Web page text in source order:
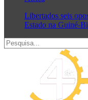
Libertados seis
Estado na Guiné-